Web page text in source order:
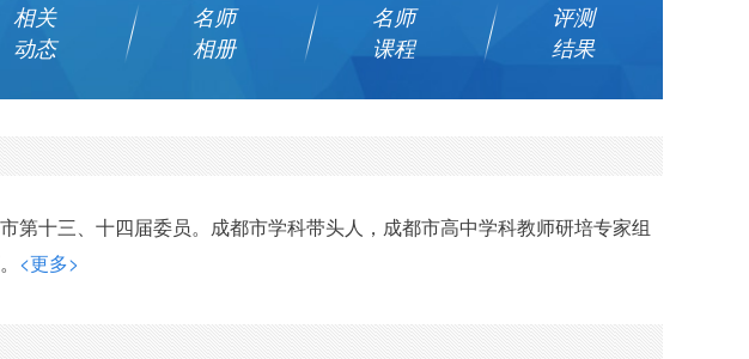
相关
动态
名师
相册
名师
课程
评测
结果
第十三、十四届委员。成都市学科带头人，成都市高中学科教师研培专家组
<更多>